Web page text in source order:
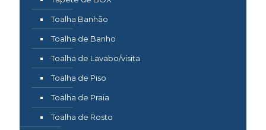
Toalha Banhão
Toalha de Banho
Toalha de Lavabo/visita
Toalha de Piso
Toalha de Praia
Toalha de Rosto